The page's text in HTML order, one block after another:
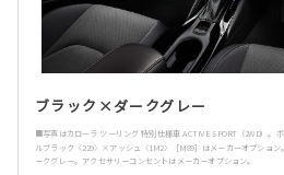
ブラック×ダークグレー
■写真はカローラ ツーリング 特別仕様車 ACTIVE SPORT（2WD）。
ルブラック〈229〉×アッシュ〈1M2〉［M89］はメーカーオプショ
ークグレー。アクセサリーコンセントはメーカーオプション。